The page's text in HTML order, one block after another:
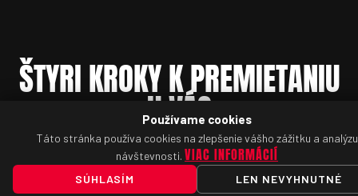
ŠTYRI KROKY K PREMIETANIU
U VÁS
Používame cookies
Táto stránka používa cookies na zlepšenie vášho zážitku a analýzu
návštevnosti. VIAC INFORMÁCIÍ
SÚHLASÍM LEN NEVYHNUTNÉ